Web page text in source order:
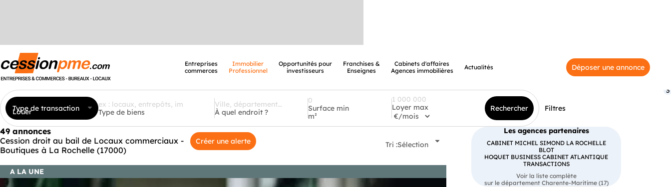
Entreprises
commerces
Immobilier
Professionnel
Opportunités pour
investisseurs
Franchises &
Enseignes
Cabinets d'affaires
Agences immobilières
Actualités Déposer une annonce
Type de transaction
Louer Type de biens À quel endroit ?
Surface min
m²
Loyer max Rechercher Filtres
3
49 annonces
Cession droit au bail de Locaux commerciaux -
Boutiques à La Rochelle (17000)
Créer une alerte Tri :Sélection
A LA UNE
Les agences partenaires
CABINET MICHEL SIMOND LA ROCHELLE
BLOT
HOQUET BUSINESS CABINET ATLANTIQUE
TRANSACTIONS
Voir la liste complète
sur le département Charente-Maritime (17)